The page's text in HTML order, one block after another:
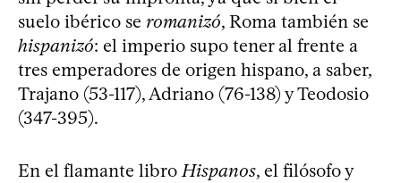
suelo ibérico se romanizó, Roma también se
hispanizó: el imperio supo tener al frente a
tres emperadores de origen hispano, a saber,
Trajano (53-117), Adriano (76-138) y Teodosio
(347-395).
En el flamante libroHispanos, el filósofo y